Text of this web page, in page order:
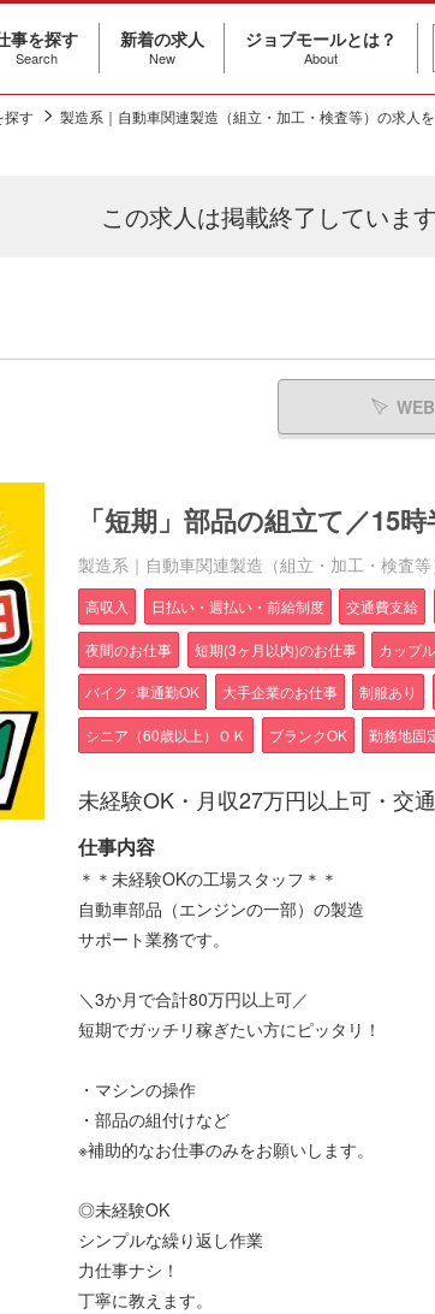
事を探す
Search
新着の求人
New
ジョブモールとは？
About
探す 製造系｜自動車関連製造（組立・加工・検査等）の求人
この求人は掲載終了しています
「短期」部品の組立て／15
製造系｜自動車関連製造（組立・加工・検査等
高収入 日払い・週払い・前給制度 交通費支給
夜間のお仕事 短期(3ヶ月以内)のお仕事 カップ
バイク･車通勤OK 大手企業のお仕事 制服あり
シニア（60歳以上）ＯＫ ブランクOK 勤務地固
未経験OK・月収27万円以上可・交
仕事内容
＊＊未経験OKの工場スタッフ＊＊
自動車部品（エンジンの一部）の製造
サポート業務です。
＼3か月で合計80万円以上可／
短期でガッチリ稼ぎたい方にピッタリ！
・マシンの操作
・部品の組付けなど
※補助的なお仕事のみをお願いします。
◎未経験OK
シンプルな繰り返し作業
力仕事ナシ！
丁寧に教えます。